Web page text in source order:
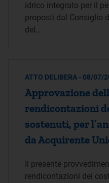
idrico integrato per il
proposti dal Consiglio
del…
ATTO DELIBERA - 08/07/
Approvazione
rendicontazioni
sostenuti, per
da Acquirente
Il presente
rendicontazioni dei